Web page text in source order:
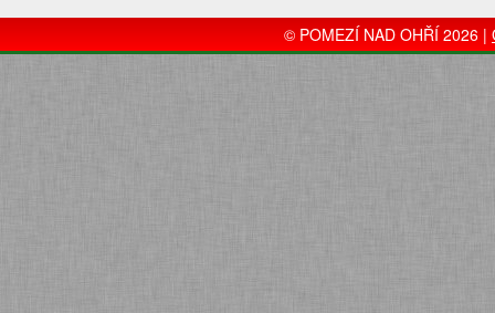
© POMEZÍ NAD OHŘÍ 2026 |